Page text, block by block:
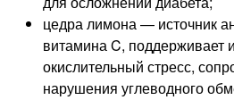
цедра лимона — источник
витамина C, поддерживает
окислительный стресс,
нарушения углеводного